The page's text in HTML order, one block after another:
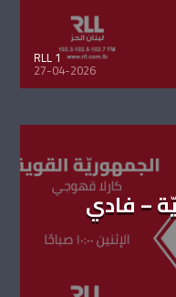
RLL 1
27-04-2026
– فادي